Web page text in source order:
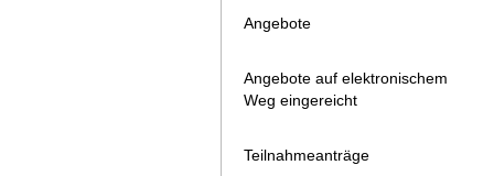
Angebote
Angebote auf elektronischem
Weg eingereicht
Teilnahmeanträge